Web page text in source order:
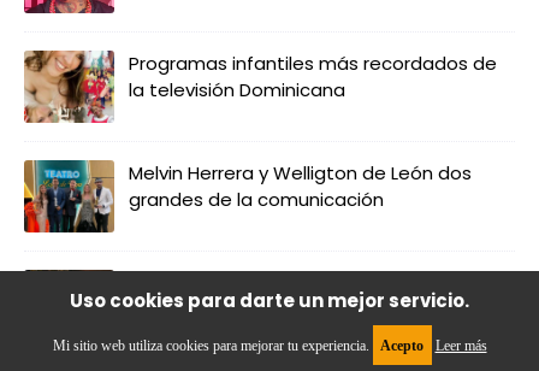
Programas infantiles más recordados de
la televisión Dominicana
Melvin Herrera y Welligton de León dos
grandes de la comunicación
Ménez, Marko, César y Richard Encanto
Uso cookies para darte un mejor servicio.
Mi sitio web utiliza cookies para mejorar tu experiencia. Acepto Leer más